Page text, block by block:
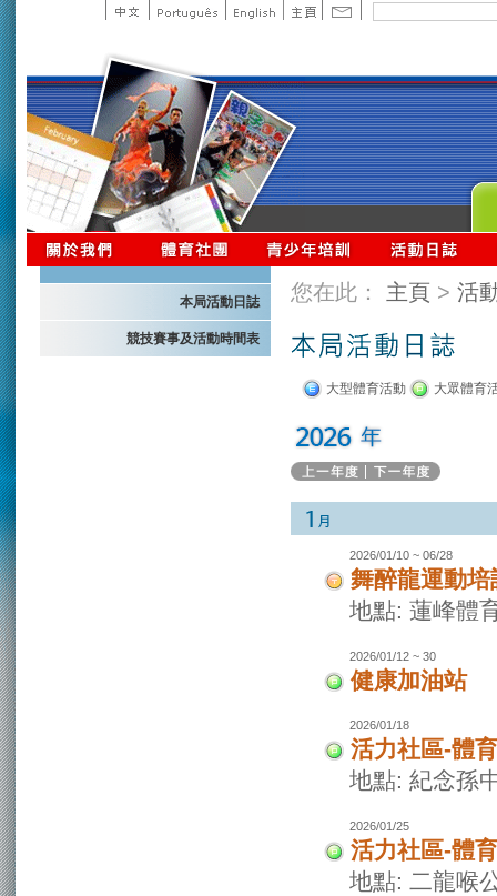
本局活動日誌
競技賽事及活動時間表
您在此： 主頁 > 活
大型體育活動 大眾體育
2026/01/10 ~ 06/28
舞醉龍運動培
地點: 蓮峰體
2026/01/12 ~ 30
健康加油站
2026/01/18
活力社區-體
地點: 紀念孫
2026/01/25
活力社區-體
地點: 二龍喉